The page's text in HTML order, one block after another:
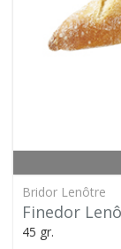
Bridor Lenôtre
Finedor
45 gr.